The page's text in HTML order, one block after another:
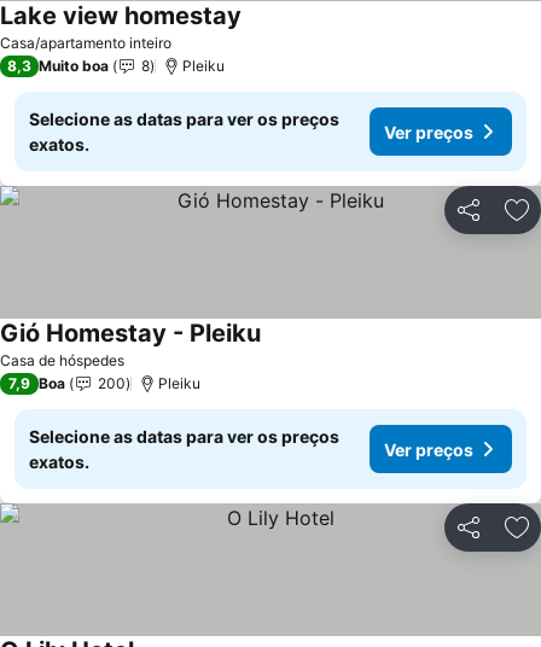
Casa/apartamento inteiro
Lake view homestay
8,3 Muito boa 8 Pleiku
Selecione as datas para ver os preços
exatos.
Ver preços
Partilhar
Casa de hóspedes
Gió Homestay - Pleiku
7,9 Boa 200 Pleiku
Selecione as datas para ver os preços
exatos.
Ver preços
Partilhar